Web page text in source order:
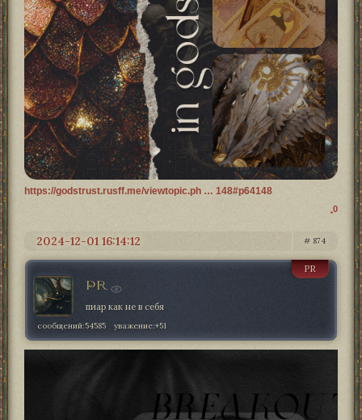
https://godstrust.rusff.me/viewtopic.ph … 148#p64148
0
874
2024-12-01 16:14:12
PR
PR
пиар как не в себя
сообщений:54585 уважение:+51